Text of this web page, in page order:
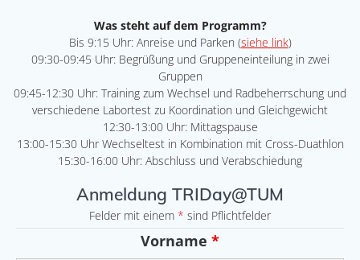
Was steht auf dem Programm?
Bis 9:15 Uhr: Anreise und Parken (siehe link)
09:30-09:45 Uhr: Begrüßung und Gruppeneinteilung in zwei
Gruppen
09:45-12:30 Uhr: Training zum Wechsel und Radbeherrschung und
verschiedene Labortest zu Koordination und Gleichgewicht
12:30-13:00 Uhr: Mittagspause
13:00-15:30 Uhr Wechseltest in Kombination mit Cross-Duathlon
15:30-16:00 Uhr: Abschluss und Verabschiedung
Anmeldung TRIDay@TUM
Felder mit einem * sind Pflichtfelder
Vorname *